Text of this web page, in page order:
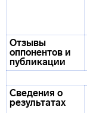
Отзывы
оппонентов и
публикации
Сведения о
результатах